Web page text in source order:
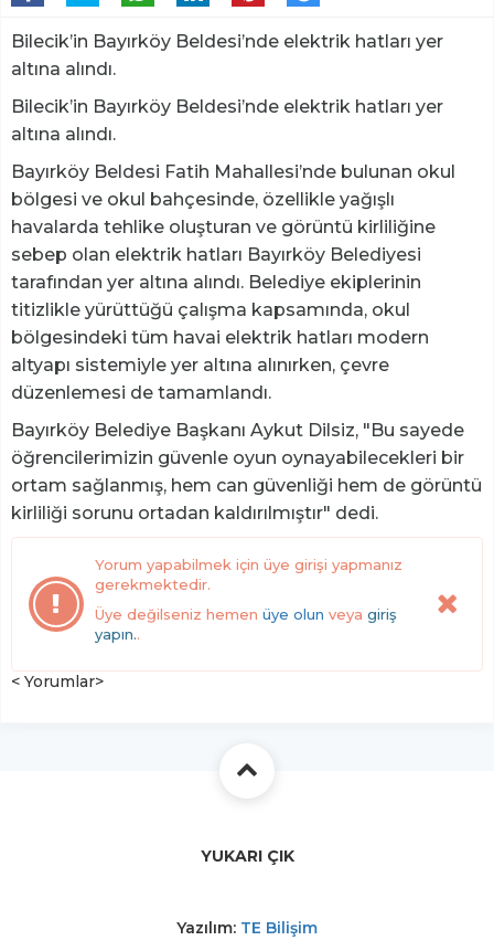
Bilecik’in Bayırköy Beldesi’nde elektrik hatları yer
altına alındı.
Bilecik’in Bayırköy Beldesi’nde elektrik hatları yer
altına alındı.
Bayırköy Beldesi Fatih Mahallesi’nde bulunan okul
bölgesi ve okul bahçesinde, özellikle yağışlı
havalarda tehlike oluşturan ve görüntü kirliliğine
sebep olan elektrik hatları Bayırköy Belediyesi
tarafından yer altına alındı. Belediye ekiplerinin
titizlikle yürüttüğü çalışma kapsamında, okul
bölgesindeki tüm havai elektrik hatları modern
altyapı sistemiyle yer altına alınırken, çevre
düzenlemesi de tamamlandı.
Bayırköy Belediye Başkanı Aykut Dilsiz, "Bu sayede
öğrencilerimizin güvenle oyun oynayabilecekleri bir
ortam sağlanmış, hem can güvenliği hem de görüntü
kirliliği sorunu ortadan kaldırılmıştır" dedi.
Yorum yapabilmek için üye girişi yapmanız
gerekmektedir.
Üye değilseniz hemen üye olun veya giriş
yapın..
< Yorumlar>
YUKARI ÇIK
Yazılım: TE Bilişim